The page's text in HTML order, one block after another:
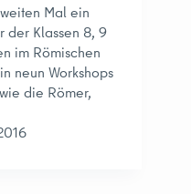
Mal ein
der Klassen 8, 9
im Römischen
neun Workshops
die Römer,